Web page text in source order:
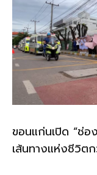
ขอนแก่นเปิด “ช่
เส้นทางแห่งชีวิต